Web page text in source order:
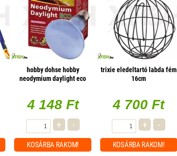
hobby dohse hobby
neodymium daylight eco
4 148 Ft
+ -
KOSÁRBA RAKOM!
trixie eledeltartó labda fém
16cm
4 700 Ft
+ -
KOSÁRBA RAKOM!